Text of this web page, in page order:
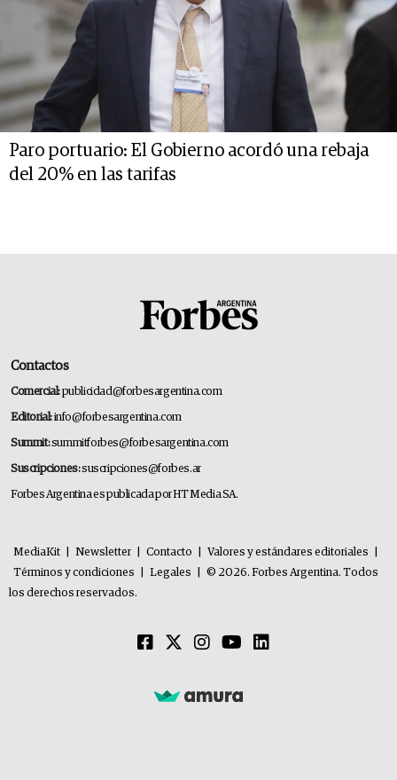
Paro portuario: El Gobierno acordó una rebaja
del 20% en las tarifas
Contactos
Comercial:publicidad@forbesargentina.com
Editorial:info@forbesargentina.com
Summit:summitforbes@forbesargentina.com
Suscripciones:suscripciones@forbes.ar
Forbes Argentina es publicada por HT Media SA.
MediaKit Newsletter Contacto Valores y estándares editoriales
Términos y condiciones
Legales
© 2026. Forbes Argentina. Todos
los derechos reservados.